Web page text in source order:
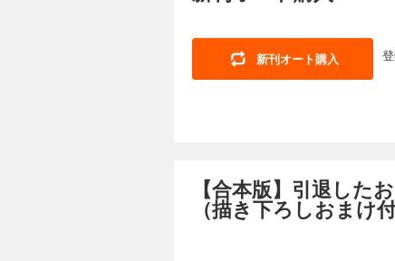
新刊オート購入
【合本版】引退した
（描き下ろしおまけ